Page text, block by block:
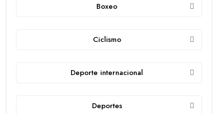
Boxeo
Ciclismo
Deporte internacional
Deportes